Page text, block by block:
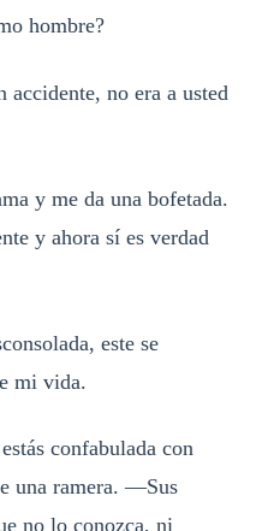
hombre?
no era a usted
y me da una bofetada.
y ahora sí es verdad
este se
mi vida.
confabulada con
una ramera. —Sus
no lo conozca, ni